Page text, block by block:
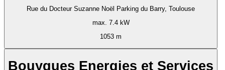
Rue du Docteur Suzanne Noël Parking du Barry, Toulouse
max. 7.4 kW
1053 m
Bouygues Energies et Services